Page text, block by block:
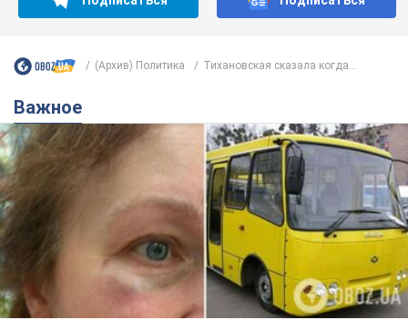
(Архив) Политика Тихановская сказала когда...
Важное